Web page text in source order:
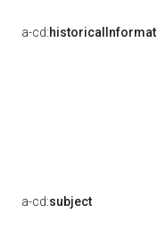
a-cd:
a-cd:subject